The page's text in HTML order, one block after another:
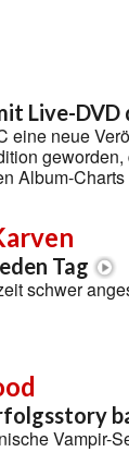
Live-
eine neue
Album-
Tag
schwer
Vampir-